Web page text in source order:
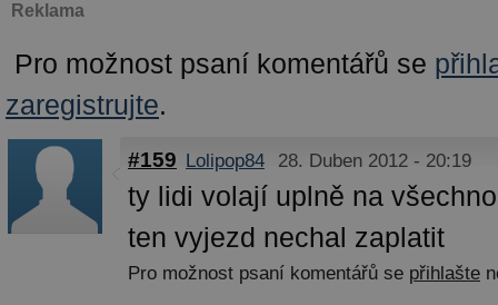
Reklama
Pro možnost psaní komentářů se
zaregistrujte.
#159 Lolipop84 28. Duben 2012 - 20:19
ty lidi volají uplně na
ten vyjezd nechal zaplatit
Pro možnost psaní komentářů se přihlašte